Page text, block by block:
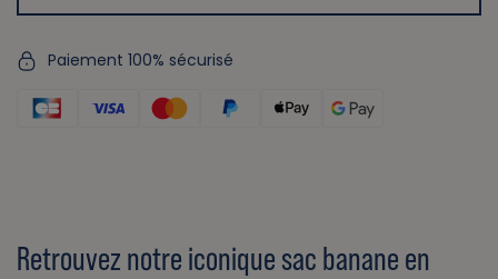
Paiement 100% sécurisé
Retrouvez notre iconique sac banane en